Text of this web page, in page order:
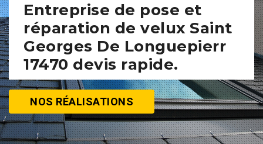
Entreprise de pose et
réparation de velux Saint
Georges De Longuepierr
17470 devis rapide.
NOS RÉALISATIONS